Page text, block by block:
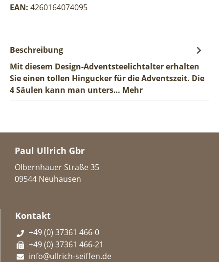
EAN: 4260164074095
Beschreibung
Mit diesem Design-Adventsteelichtalter erhalten
Sie einen tollen Hingucker für die Adventszeit. Die
4 Säulen kann man unters… Mehr
Paul Ullrich Gbr
Olbernhauer Straße 35
09544 Neuhausen
Kontakt
+49 (0) 37361 466-0
+49 (0) 37361 466-21
info@ullrich-seiffen.de